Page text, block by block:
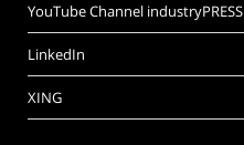
YouTube Channel industryPRESS
LinkedIn
XING